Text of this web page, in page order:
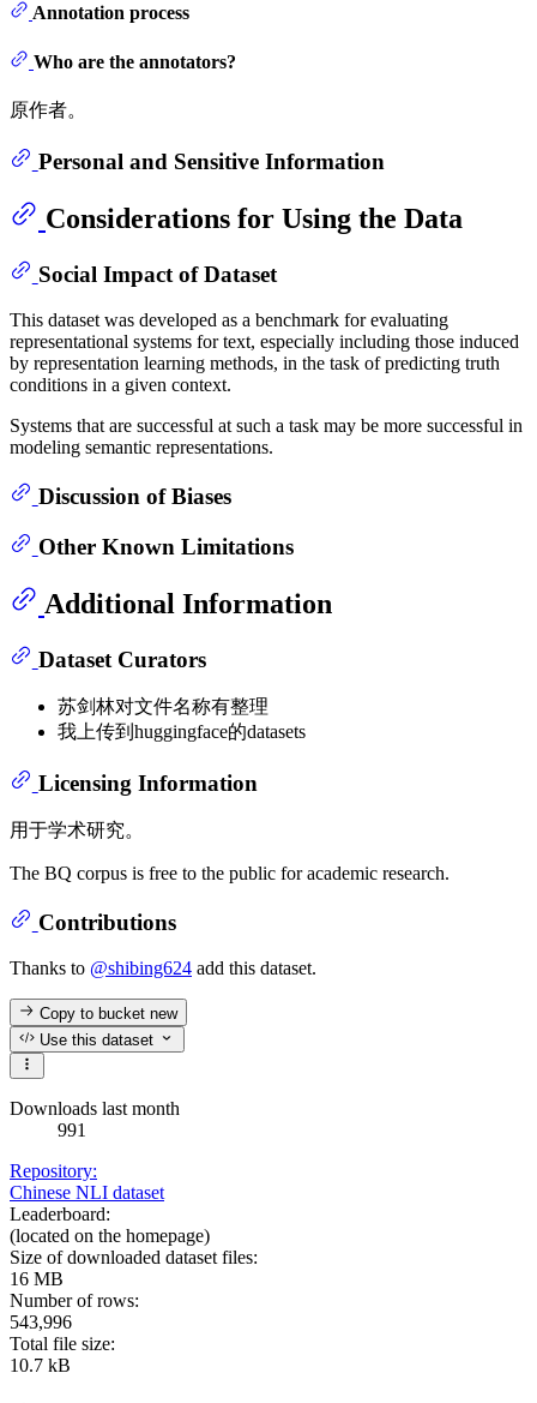
Annotation process
Who are the annotators?
原作者。
Personal and Sensitive Information
Considerations for Using the Data
Social Impact of Dataset
This dataset was developed as a benchmark for evaluating
representational systems for text, especially including those induced
by representation learning methods, in the task of predicting truth
conditions in a given context.
Systems that are successful at such a task may be more successful in
modeling semantic representations.
Discussion of Biases
Other Known Limitations
Additional Information
Dataset Curators
苏剑林对文件名称有整理
我上传到huggingface的datasets
Licensing Information
用于学术研究。
The BQ corpus is free to the public for academic research.
Contributions
Thanks to @shibing624 add this dataset.
Copy to bucketnew
Use this dataset
Downloads last month
991
Repository:
Chinese NLI dataset
Leaderboard:
(located on the homepage)
Size of downloaded dataset files:
16 MB
Number of rows:
543,996
Total file size:
10.7 kB